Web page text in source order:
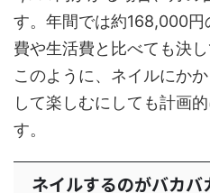
す。年間では約168,000
費や生活費と比べても決
このように、ネイルにか
して楽しむにしても計画
す。
ネイルするのがバカ